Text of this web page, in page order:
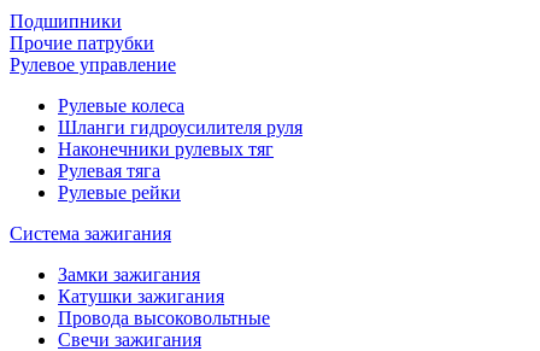
Подшипники
Прочие патрубки
Рулевое управление
Рулевые колеса
Шланги гидроусилителя руля
Наконечники рулевых тяг
Рулевая тяга
Рулевые рейки
Система зажигания
Замки зажигания
Катушки зажигания
Провода высоковольтные
Свечи зажигания